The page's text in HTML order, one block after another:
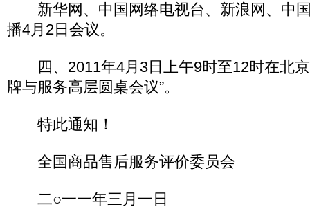
新华网、中国网络电视台、新浪网、中
播4月2日会议。
四、2011年4月3日上午9时至12时在北京
牌与服务高层圆桌会议”。
特此通知！
全国商品售后服务评价委员会
二○一一年三月一日